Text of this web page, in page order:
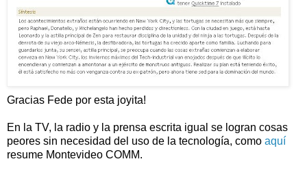
Gracias Fede por esta joyita!
En la TV, la radio y la prensa escrita igual se logran cosas
peores sin necesidad del uso de la tecnología, como aquí
resume Montevideo COMM.